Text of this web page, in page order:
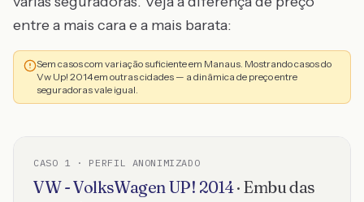
entre a mais cara e a mais barata:
Sem casos com variação suficiente em Manaus. Mostrando casos do
Vw Up! 2014 em outras cidades — a dinâmica de preço entre
seguradoras vale igual.
CASO 1 · PERFIL ANONIMIZADO
VW - VolksWagenUP! 2014· Embu das